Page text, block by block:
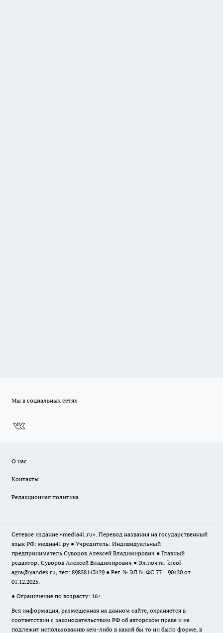
Мы в социальных сетях
О нас
Контакты
Редакционная политика
Сетевое издание «media41.ru». Перевод названия на государственный
язык РФ: медиа41.ру ● Учредитель: Индивидуальный
предприниматель Суворов Алексей Владимирович ● Главный
редактор: Суворов Алексей Владимирович ● Эл.почта: kreol-
agra@yandex.ru, тел: 89858143429 ● Рег. № ЭЛ № ФС 77 – 90420 от
01.12.2025.
● Ограничение по возрасту: 16+
Вся информация, размещенная на данном сайте, охраняется в
соответствии с законодательством РФ об авторском праве и не
подлежит использованию кем-либо в какой бы то ни было форме, в